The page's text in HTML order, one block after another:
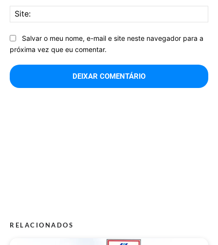
Salvar o meu nome, e-mail e site neste navegador para a
próxima vez que eu comentar.
RELACIONADOS